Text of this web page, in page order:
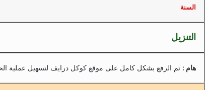
السنة
التنزيل
هام : تم الرفع بشكل كامل على موقع كوكل درايف لتسهيل عملية